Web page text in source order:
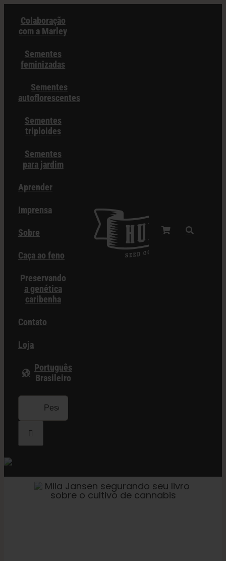
para
conteúdo
Colaboração
com a Marley
Sementes
feminizadas
Sementes
autoflorescentes
Sementes
triploides
Sementes
para jardim
Aprender
Imprensa
Sobre
Caça ao feno
Preservando
a genética
caribenha
Contato
Loja
Português
Brasileiro
Procurar